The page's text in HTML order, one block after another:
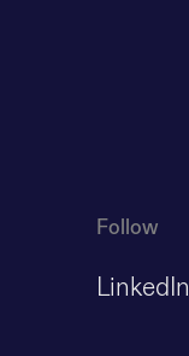
Follow
LinkedIn